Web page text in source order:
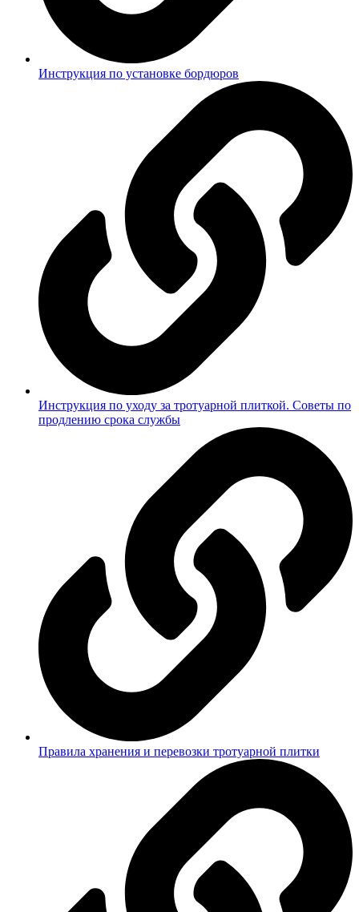
Инструкция по установке бордюров
Инструкция по уходу за тротуарной плиткой. Советы по
продлению срока службы
Правила хранения и перевозки тротуарной плитки